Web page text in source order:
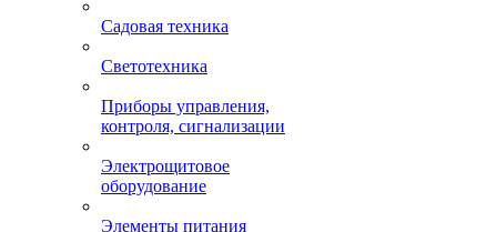
Садовая техника
Светотехника
Приборы управления,
контроля, сигнализации
Электрощитовое
оборудование
Элементы питания